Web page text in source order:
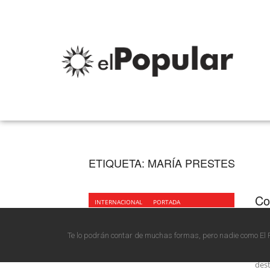
ETIQUETA: MARÍA PRESTES
INTERNACIONAL PORTADA
La
Te lo podrán contar de muchas formas, pero nadie como El